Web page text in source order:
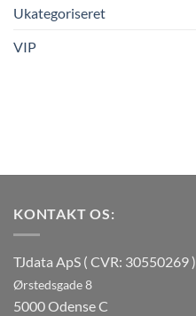
Ukategoriseret
VIP
KONTAKT OS:
TJdata ApS ( CVR: 30550269 )
Ørstedsgade 8
5000 Odense C